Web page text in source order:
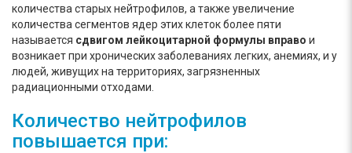
количества старых нейтрофилов, а также увеличение
количества сегментов ядер этих клеток более пяти
называется сдвигом лейкоцитарной формулы вправо и
возникает при хронических заболеваниях легких, анемиях, и у
людей, живущих на территориях, загрязненных
радиационными отходами.
Количество нейтрофилов
повышается при: